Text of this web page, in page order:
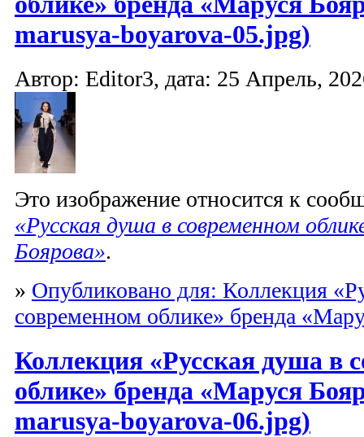
marusya-boyarova-05.jpg)
Автор: Editor3, дата: 25 Апрель,
Это изображение относится к
«Русская душа в современном
Боярова».
» Опубликовано для: Коллекция
современном облике» бренда
Коллекция «Русская душа в
облике» бренда «Маруся
marusya-boyarova-06.jpg)